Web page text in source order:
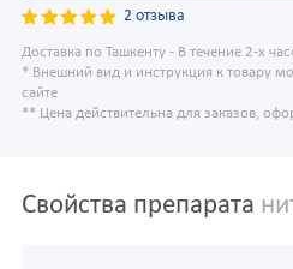
2 отзыва
Доставка по Ташкенту - В течение 2-х
* Внешний вид и инструкция к товару
сайте
** Цена действительна для заказов,
Свойства препарата